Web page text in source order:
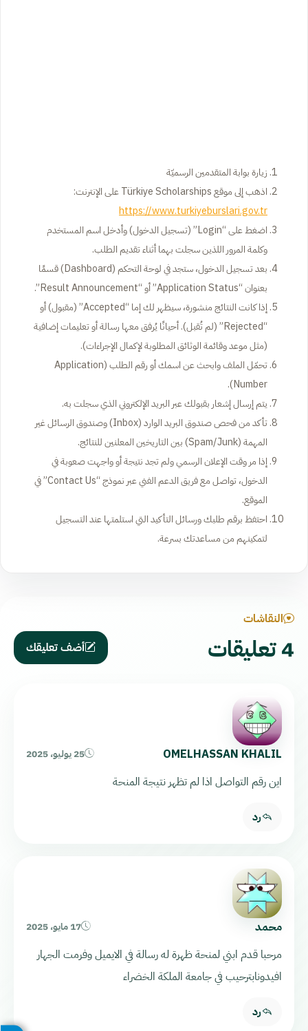
زيارة بوابة المتقدمين الرسميّة
اذهب إلى موقع Türkiye Scholarships على الإنترنت:
https://www.turkiyeburslari.gov.tr
اضغط على “Login” (تسجيل الدخول) وأدخل اسم المستخدم
وكلمة المرور اللذين سجلت بهما أثناء تقديم الطلب.
بعد تسجيل الدخول، ستجد في لوحة التحكم (Dashboard) قسمًا
بعنوان “Application Status” أو “Result Announcement”.
إذا كانت النتائج منشورة، سيظهر لك إما “Accepted” (مقبول) أو
“Rejected” (لم تُقبل). أحيانًا يُرفق معها رسالة أو تعليمات إضافية
(مثل موعد وقائمة الوثائق المطلوبة لإكمال الإجراءات).
تحمّل الملف وابحث عن اسمك أو رقم الطلب (Application
Number).
يتم إرسال إشعار بقبولك عبر البريد الإلكتروني الذي سجلت به.
تأكد من فحص صندوق البريد الوارد (Inbox) وصندوق الرسائل غير
المهمة (Spam/Junk) بين التاريخين المعلنين للنتائج.
إذا مر وقت الإعلان الرسمي ولم تجد نتيجة أو واجهت صعوبة في
الدخول، تواصل مع فريق الدعم الفني عبر نموذج “Contact Us” في
الموقع.
احتفظ برقم طلبك ورسائل التأكيد التي استلمتها عند التسجيل
لتمكينهم من مساعدتك بسرعة.
النقاشات
4 تعليقات أضف تعليقك
OMELHASSAN KHALIL 25 يوليو، 2025
اين رقم التواصل اذا لم تظهر نتيجة المنحة
رد
محمد 17 مايو، 2025
مرحبا قدم ابني لمنحة ظهرة له رسالة في الايميل وفرمت الجهار
افيدونابترحيب في جامعة الملكة الخضراء
رد